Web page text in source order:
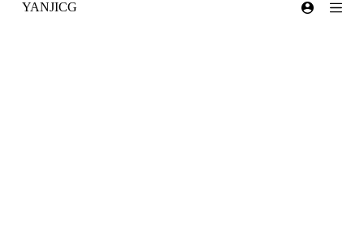
跳
YANJICG